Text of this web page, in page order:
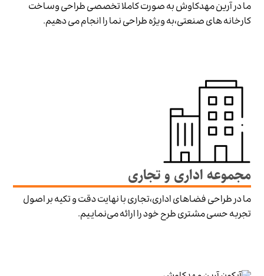
ما در آرین مهدکاوش به صورت کاملا تخصصی طراحی وساخت
کارخانه های صنعتی،به ویژه طراحی نما را انجام می دهیم.
مجموعه اداری و تجاری
ما در طراحی فضاهای اداری،تجاری با نهایت دقت و تکیه بر اصول
تجربه حسی مشتری طرح خود را ارائه می‌نماییم.